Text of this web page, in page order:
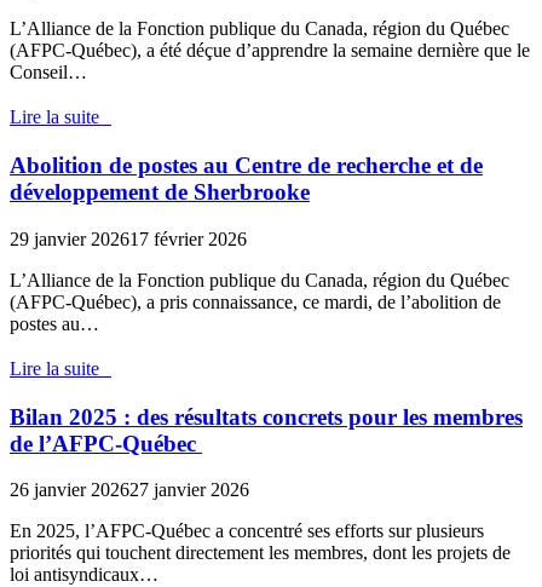
L’Alliance de la Fonction publique du Canada, région du Québec
(AFPC-Québec), a été déçue d’apprendre la semaine dernière que le
Conseil…
Lire la suite
Abolition de postes au Centre de recherche et de
développement de Sherbrooke
29 janvier 202617 février 2026
L’Alliance de la Fonction publique du Canada, région du Québec
(AFPC-Québec), a pris connaissance, ce mardi, de l’abolition de
postes au…
Lire la suite
Bilan 2025 : des résultats concrets pour les membres
de l’AFPC-Québec
26 janvier 202627 janvier 2026
En 2025, l’AFPC-Québec a concentré ses efforts sur plusieurs
priorités qui touchent directement les membres, dont les projets de
loi antisyndicaux…